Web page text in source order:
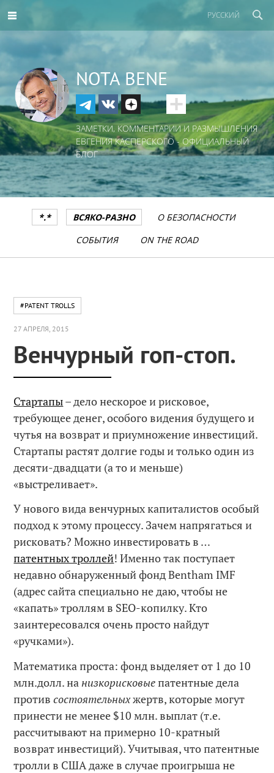
РУССКИЙ
NOTA BENE
ЗАМЕТКИ, КОММЕНТАРИИ И РАЗМЫШЛЕНИЯ
ЕВГЕНИЯ КАСПЕРСКОГО - ОФИЦИАЛЬНЫЙ
БЛОГ
*.* ВСЯКО-РАЗНО
О БЕЗОПАСНОСТИ
СОБЫТИЯ
ON THE ROAD
#PATENT TROLLS
27 АПРЕЛЯ, 2015
Венчурный гоп-стоп.
Стартапы– дело нескорое и рисковое,
требующее денег, особого видения будущего и
чутья на возврат и приумножение инвестиций.
Стартапы растят долгие годы и только один из
десяти-двадцати (а то и меньше)
«выстреливает».
У нового вида венчурных капиталистов особый
подход к этому процессу. Зачем напрягаться и
рисковать? Можно инвестировать в …
патентных троллей! Именно так поступает
недавно обнаруженный фонд Bentham IMF
(адрес сайта специально не даю, чтобы не
«капать» троллям в SEO-копилку. Кто
заинтересовался очень просто найдут
«ручками»).
Математика проста: фонд выделяет от 1 до 10
млн.долл. нанизкорисковыепатентные дела
противсостоятельныхжертв, которые могут
принести не менее $10 млн. выплат (т.е.
рассчитывают на примерно 10-кратный
возврат инвестиций). Учитывая, что патентные
тролли в США даже в случае проигрыша не